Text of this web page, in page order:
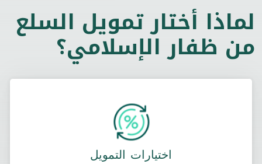
لماذا أختار تمويل السلع
من ظفار الإسلامي؟
اختيارات التمويل